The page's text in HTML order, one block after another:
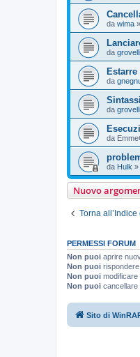
da wima »
da grovelli
da
da grovelli
da
da Hulk »
Nuovo
Torna
PERMESSI FORUM
Non puoi aprire
Non puoi
Non puoi modificare
Non puoi cancellare
Sito di